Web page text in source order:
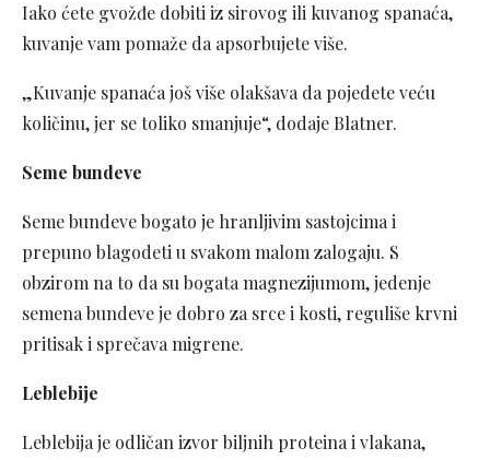
Iako ćete gvožđe dobiti iz sirovog ili kuvanog spanaća,
kuvanje vam pomaže da apsorbujete više.
„Kuvanje spanaća još više olakšava da pojedete veću
količinu, jer se toliko smanjuje“, dodaje Blatner.
Seme bundeve
Seme bundeve bogato je hranljivim sastojcima i
prepuno blagodeti u svakom malom zalogaju. S
obzirom na to da su bogata magnezijumom, jedenje
semena bundeve je dobro za srce i kosti, reguliše krvni
pritisak i sprečava migrene.
Leblebije
Leblebija je odličan izvor biljnih proteina i vlakana,